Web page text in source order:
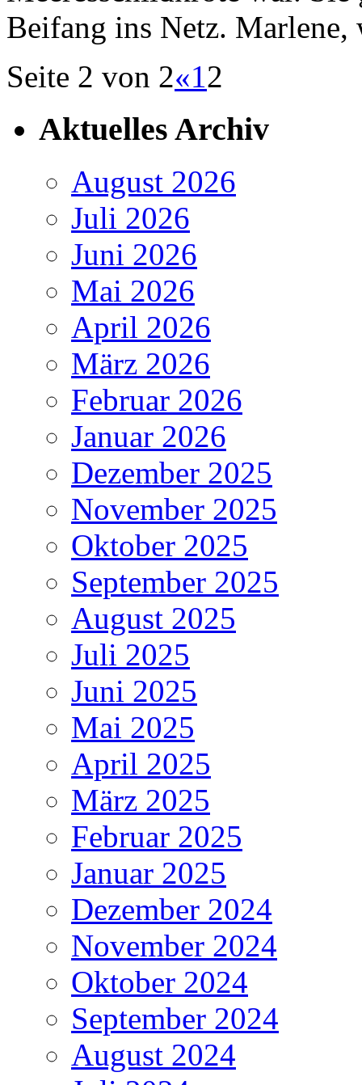
Beifang ins Netz.
Seite 2 von 2«12
Aktuelles Archiv
August 2026
Juli 2026
Juni 2026
Mai 2026
April 2026
März 2026
Februar 2026
Januar 2026
Dezember 2025
November 2025
Oktober 2025
September 2025
August 2025
Juli 2025
Juni 2025
Mai 2025
April 2025
März 2025
Februar 2025
Januar 2025
Dezember 2024
November 2024
Oktober 2024
September 2024
August 2024